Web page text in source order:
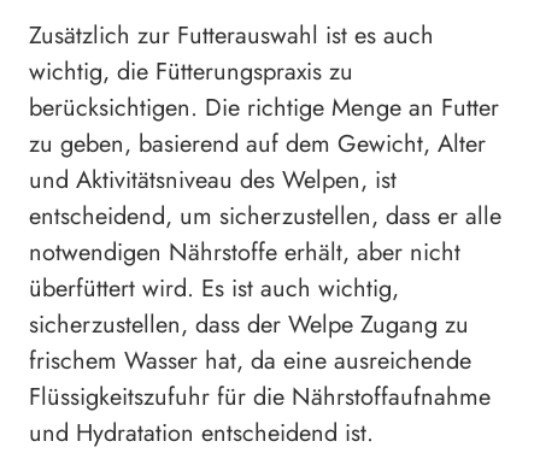
Zusätzlich zur Futterauswahl ist es auch
wichtig, die Fütterungspraxis zu
berücksichtigen. Die richtige Menge an Futter
zu geben, basierend auf dem Gewicht, Alter
und Aktivitätsniveau des Welpen, ist
entscheidend, um sicherzustellen, dass er alle
notwendigen Nährstoffe erhält, aber nicht
überfüttert wird. Es ist auch wichtig,
sicherzustellen, dass der Welpe Zugang zu
frischem Wasser hat, da eine ausreichende
Flüssigkeitszufuhr für die Nährstoffaufnahme
und Hydratation entscheidend ist.